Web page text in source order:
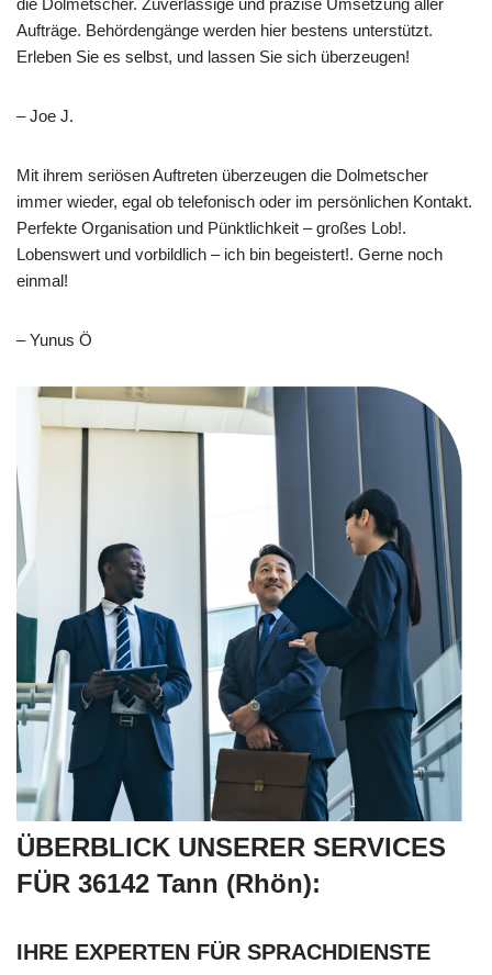
die Dolmetscher. Zuverlässige und präzise Umsetzung aller
Aufträge. Behördengänge werden hier bestens unterstützt.
Erleben Sie es selbst, und lassen Sie sich überzeugen!
– Joe J.
Mit ihrem seriösen Auftreten überzeugen die Dolmetscher
immer wieder, egal ob telefonisch oder im persönlichen Kontakt.
Perfekte Organisation und Pünktlichkeit – großes Lob!.
Lobenswert und vorbildlich – ich bin begeistert!. Gerne noch
einmal!
– Yunus Ö
ÜBERBLICK UNSERER SERVICES
FÜR 36142 Tann (Rhön):
IHRE EXPERTEN FÜR SPRACHDIENSTE